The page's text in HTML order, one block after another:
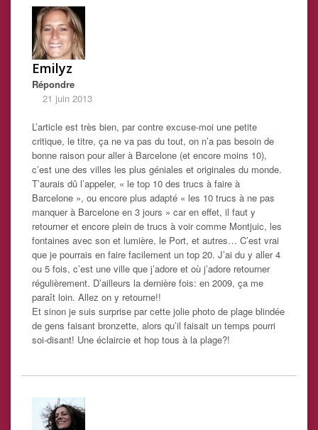
Emilyz
Répondre
21 juin 2013
L’article est très bien, par contre excuse-moi une petite
critique, le titre, ça ne va pas du tout, on n’a pas besoin de
bonne raison pour aller à Barcelone (et encore moins 10),
c’est une des villes les plus géniales et originales du monde.
T’aurais dû l’appeler, « le top 10 des trucs à faire à
Barcelone », ou encore plus adapté « les 10 trucs à ne pas
manquer à Barcelone en 3 jours » car en effet, il faut y
retourner et encore plein de trucs à voir comme Montjuic, les
fontaines avec son et lumière, le Port, et autres… C’est vrai
que je pourrais en faire facilement un top 20. J’ai du y aller 4
ou 5 fois, c’est une ville que j’adore et où j’adore retourner
régulièrement. D’ailleurs la dernière fois: en 2009, ça me
paraît loin. Allez on y retourne!!
Et sinon je suis surprise par cette jolie photo de plage blindée
de gens faisant bronzette, alors qu’il faisait un temps pourri
soi-disant! Une éclaircie et hop tous à la plage?!